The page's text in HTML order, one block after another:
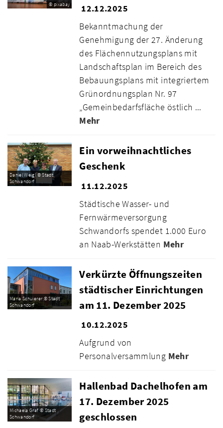
© pixabay
12.12.2025
Bekanntmachung der
Genehmigung der 27. Änderung
des Flächennutzungsplans mit
Landschaftsplan im Bereich des
Bebauungsplans mit integriertem
Grünordnungsplan Nr. 97
„Gemeinbedarfsfläche östlich ...
Mehr
Daniel Weigl © Stadt
Schwandorf
Ein vorweihnachtliches
Geschenk
11.12.2025
Städtische Wasser- und
Fernwärmeversorgung
Schwandorfs spendet 1.000 Euro
an Naab-Werkstätten Mehr
Maria Schuierer © Stadt
Schwandorf
Verkürzte Öffnungszeiten
städtischer Einrichtungen
am 11. Dezember 2025
10.12.2025
Aufgrund von
Personalversammlung Mehr
Michaela Graf © Stadt
Schwandorf
Hallenbad Dachelhofen am
17. Dezember 2025
geschlossen